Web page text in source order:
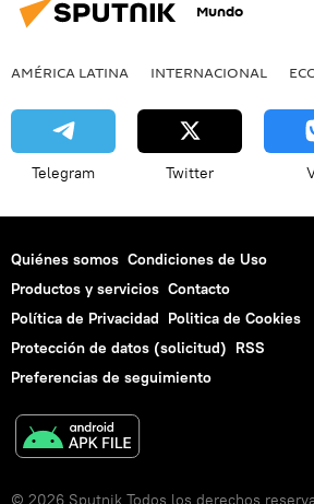
Mundo
AMÉRICA LATINA INTERNACIONAL
Telegram Twitter
Quiénes somos Condiciones de Uso
Productos y servicios Contacto
Política de Privacidad Politica de Cookies
Protección de datos (solicitud) RSS
Preferencias de seguimiento
© 2026 Sputnik Todos los derechos